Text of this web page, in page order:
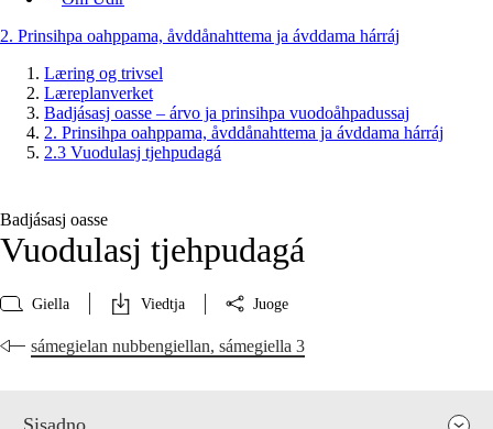
2. Prinsihpa oahppama, åvddånahttema ja ávddama hárráj
Læring og trivsel
Læreplanverket
Badjásasj oasse – árvo ja prinsihpa vuodoåhpadussaj
2. Prinsihpa oahppama, åvddånahttema ja ávddama hárráj
2.3 Vuodulasj tjehpudagá
Badjásasj oasse
Vuodulasj tjehpudagá
Giella Viedtja Juoge
sámegielan nubbengiellan, sámegiella 3